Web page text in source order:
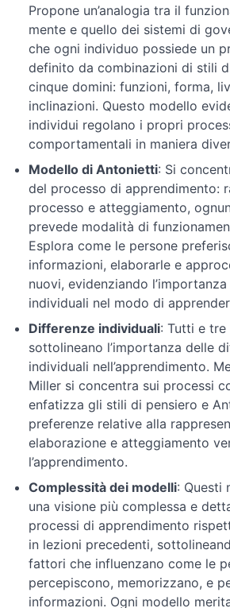
Modelli
apprendimento
Valutazione
decisione
Conclusione
corso
Propone un’analogia tra il
mente e quello dei sistemi di
che ogni individuo possiede un
definito da combinazioni di stili
cinque domini: funzioni, forma,
inclinazioni. Questo modello
individui regolano i propri
comportamentali in maniera
Modello di Antonietti: Si
del processo di apprendimento:
processo e atteggiamento,
prevede modalità di
Esplora come le persone
informazioni, elaborarle e
nuovi, evidenziando
individuali nel modo di
Differenze individuali: Tutti e tre
sottolineano l’importanza delle
individuali nell’apprendimento.
Miller si concentra sui processi
enfatizza gli stili di pensiero e
preferenze relative alla
elaborazione e atteggiamento
l’apprendimento.
Complessità dei modelli: Questi
una visione più complessa e
processi di apprendimento
in lezioni precedenti,
fattori che influenzano come le
percepiscono, memorizzano, e
informazioni. Ogni modello